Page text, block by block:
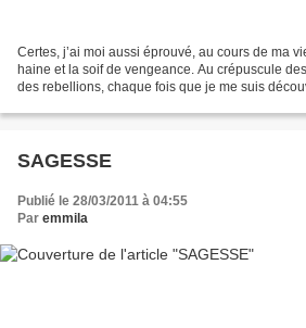
Certes, j’ai moi aussi éprouvé, au cours de ma
haine et la soif de vengeance. Au crépuscule
des rebellions, chaque fois que je me suis
SAGESSE
Publié le 28/03/2011 à 04:55
Par emmila